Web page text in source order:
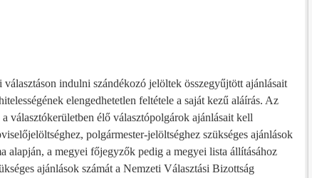
indulni szándékozó jelöltek összegyűjtött ajánlásait
elengedhetetlen feltétele a saját kezű aláírás. Az
választókerületben élő választópolgárok ajánlásait kell
polgármester-jelöltséghez szükséges ajánlások
alapján, a megyei főjegyzők pedig a megyei lista állításához
ajánlások számát a Nemzeti Választási Bizottság